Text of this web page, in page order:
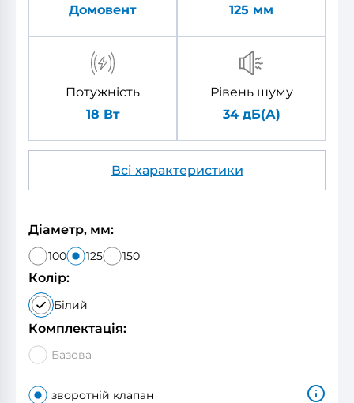
Домовент
125 мм
Потужність
18 Вт
Рівень шуму
34 дБ(А)
Всі характеристики
Діаметр, мм:
100 125 150
Колір:
Білий
Комплектація:
Базова
зворотній клапан